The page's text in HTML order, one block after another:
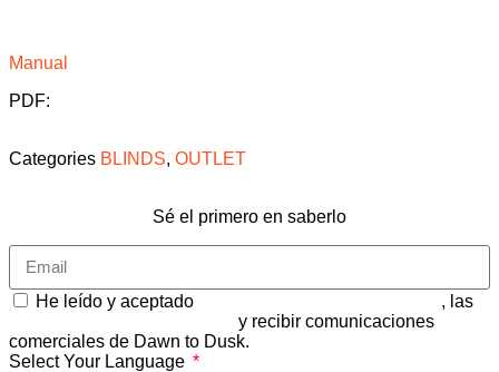
Manual
PDF:
Categories BLINDS, OUTLET
Sé el primero en saberlo
He leído y aceptado
, las
y recibir comunicaciones
comerciales de Dawn to Dusk.
Select Your Language